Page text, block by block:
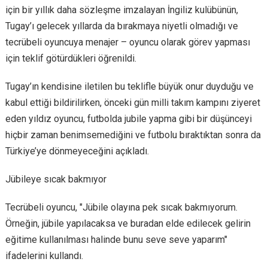
için bir yıllık daha sözleşme imzalayan İngiliz kulübünün,
Tugay’ı gelecek yıllarda da bırakmaya niyetli olmadığı ve
tecrübeli oyuncuya menajer – oyuncu olarak görev yapması
için teklif götürdükleri öğrenildi.
Tugay’ın kendisine iletilen bu teklifle büyük onur duyduğu ve
kabul ettiği bildirilirken, önceki gün milli takım kampını ziyeret
eden yıldız oyuncu, futbolda jubile yapma gibi bir düşünceyi
hiçbir zaman benimsemediğini ve futbolu bıraktıktan sonra da
Türkiye’ye dönmeyeceğini açıkladı.
Jübileye sıcak bakmıyor
Tecrübeli oyuncu, "Jübile olayına pek sıcak bakmıyorum.
Örneğin, jübile yapılacaksa ve buradan elde edilecek gelirin
eğitime kullanılması halinde bunu seve seve yaparım"
ifadelerini kullandı.